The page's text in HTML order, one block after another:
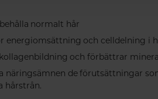
normalt hår
energiomsättning och celldelning i
och förbättrar
näringsämnen de förutsättningar
hårstrån.